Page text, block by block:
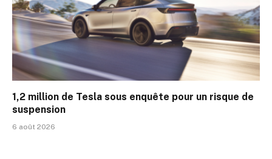
1,2 million de Tesla sous enquête pour un risque de
suspension
6 août 2026